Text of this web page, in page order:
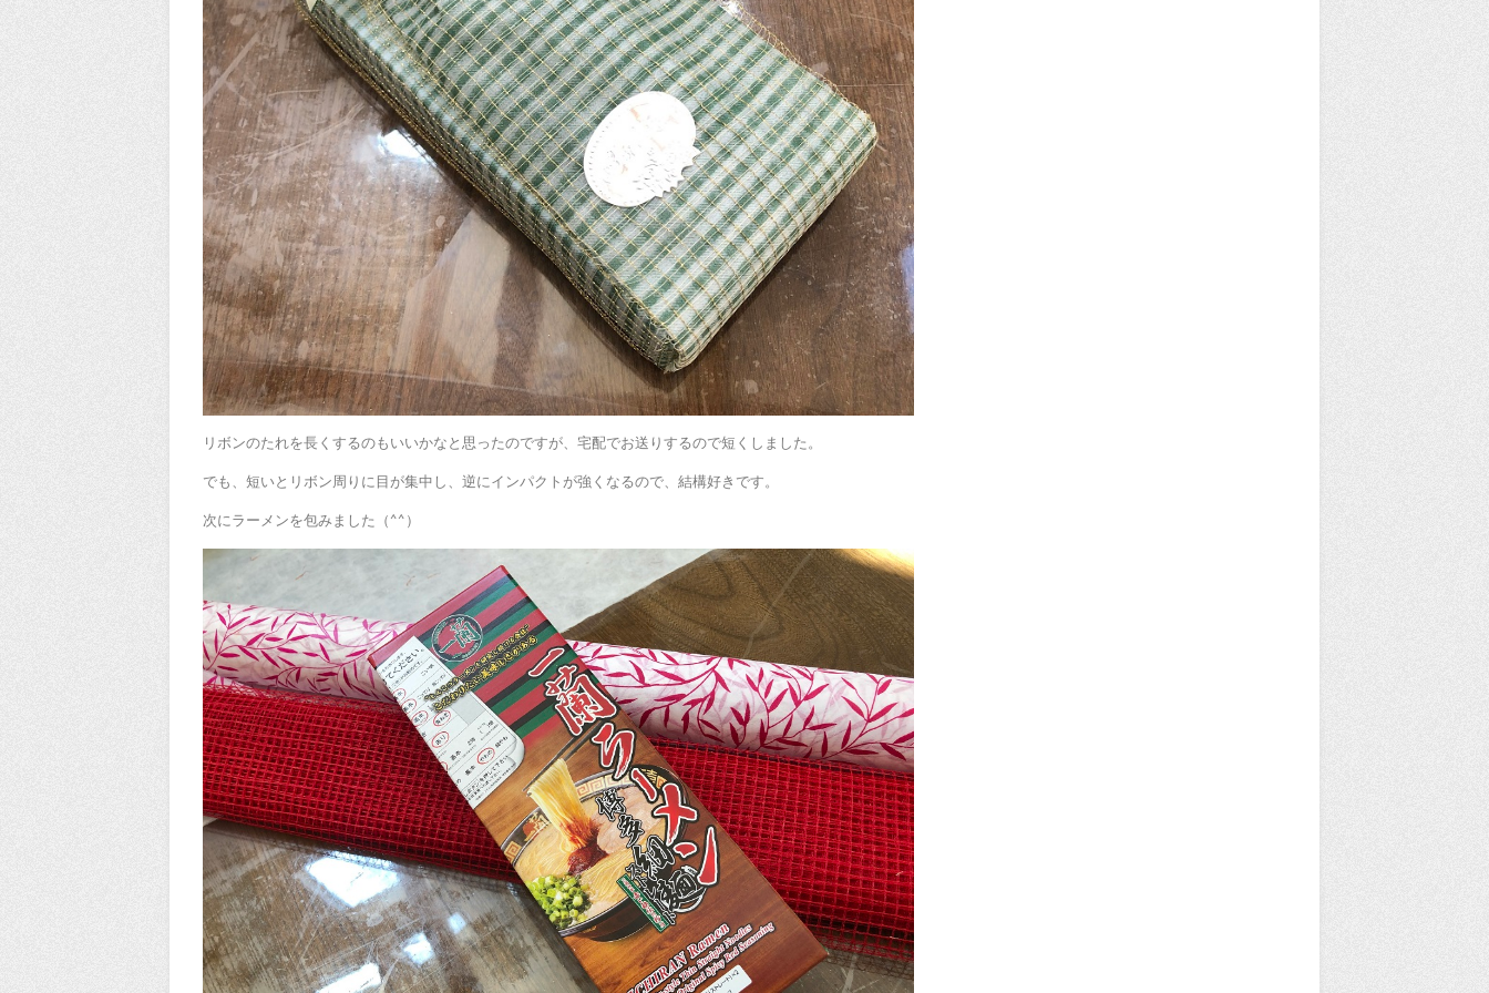
リボンのたれを長くするのもいいかなと思ったのですが、宅配でお送りするので短くしました。
でも、短いとリボン周りに目が集中し、逆にインパクトが強くなるので、結構好きです。
次にラーメンを包みました（^^）